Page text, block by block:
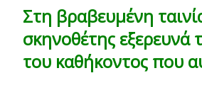
Στη βραβευμένη
σκηνοθέτης εξερευνά
του καθήκοντος που